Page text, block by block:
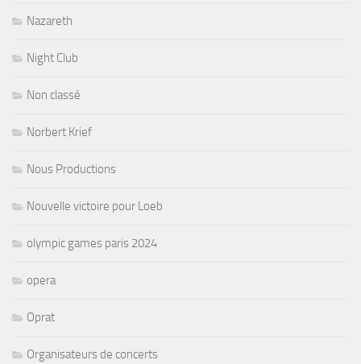
Nazareth
Night Club
Non classé
Norbert Krief
Nous Productions
Nouvelle victoire pour Loeb
olympic games paris 2024
opera
Oprat
Organisateurs de concerts